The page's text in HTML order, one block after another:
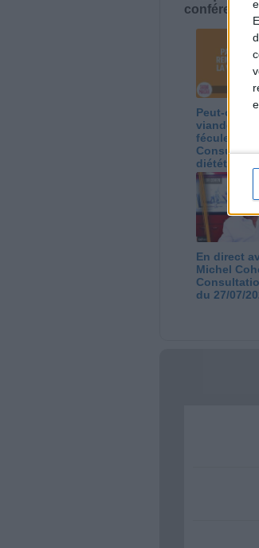
Peut-on
viande par
féculents ?
diététique
05/08/2026
En direct
Michel
du 27/07/